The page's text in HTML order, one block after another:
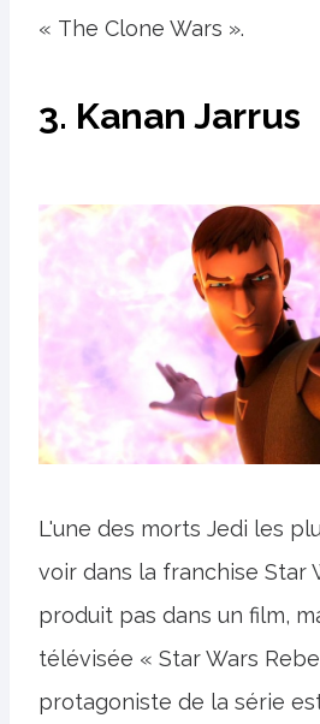
« The Clone Wars ».
3. Kanan Jarrus
L'une des morts Jedi les
voir dans la franchise Star
produit pas dans un film,
télévisée « Star Wars
protagoniste de la série